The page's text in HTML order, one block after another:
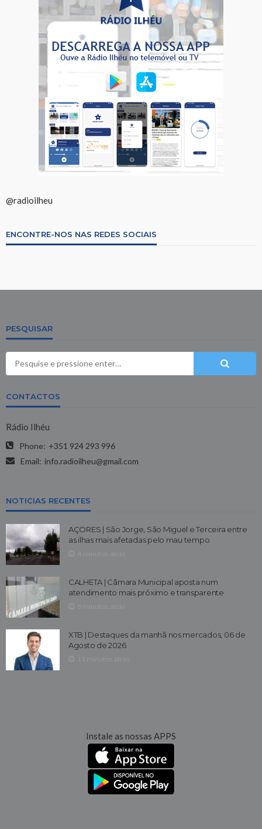
@radioilheu
ENCONTRE-NOS NAS REDES SOCIAIS
PESQUISAR
CONTACTOS
Rádio Ilhéu
Phone: +351 924 293 996
Email: info.radioilheu@gmail.com
NOTICIAS RECENTES
AÇORES | São Jorge, São Miguel e Terceira entre
as ilhas mais afetadas pelo mau tempo
CALHETA | Câmara Municipal aposta num
atendimento mais próximo e transparente
XTB | Destaques da manhã nos mercados, 06 de
Agosto de 2026
Instale as nossas APPS